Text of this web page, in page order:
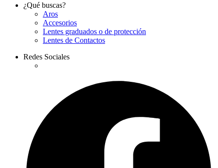
¿Qué buscas?
Aros
Accesorios
Lentes graduados o de protección
Lentes de Contactos
Redes Sociales